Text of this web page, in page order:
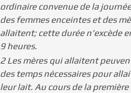
ordinaire convenue de la
des femmes enceintes et des
allaitent; cette durée n’excède
9 heures.
2 Les mères qui allaitent
des temps nécessaires pour
leur lait. Au cours de la première